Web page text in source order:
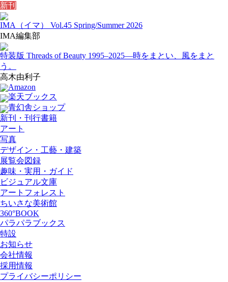
新刊
IMA（イマ） Vol.45 Spring/Summer 2026
IMA編集部
特装版 Threads of Beauty 1995–2025―時をまとい、風をまと
う。
高木由利子
Amazon
楽天ブックス
青幻舎ショップ
新刊・刊行書籍
アート
写真
デザイン・工藝・建築
展覧会図録
趣味・実用・ガイド
ビジュアル文庫
アートフォレスト
ちいさな美術館
360°BOOK
パラパラブックス
特設
お知らせ
会社情報
採用情報
プライバシーポリシー